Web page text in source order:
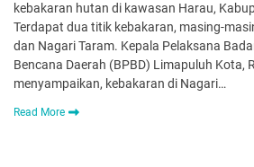
kebakaran hutan di kawasan Harau,
Terdapat dua titik kebakaran, masing-
dan Nagari Taram. Kepala Pelaksana
Bencana Daerah (BPBD) Limapuluh Kota,
menyampaikan, kebakaran di Nagari…
Read More